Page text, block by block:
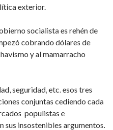
exterior.
socialista es rehén de
cobrando dólares de
y al mamarracho
seguridad, etc. esos tres
conjuntas cediendo cada
populistas e
sus insostenibles argumentos.